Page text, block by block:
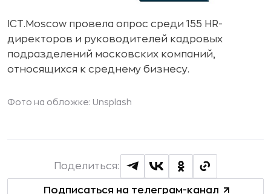
ICT.Moscow провела опрос среди 155 HR-
директоров и руководителей кадровых
подразделений московских компаний,
относящихся к среднему бизнесу.
Фото на обложке: Unsplash
Подписаться на телеграм-канал
Поделиться: